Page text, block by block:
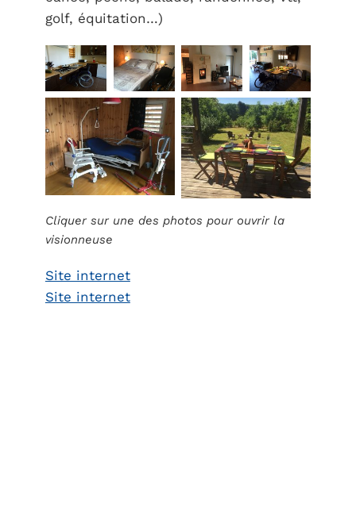
golf, équitation…)
Cliquer sur une des photos pour ouvrir la
visionneuse
Site internet
Site internet